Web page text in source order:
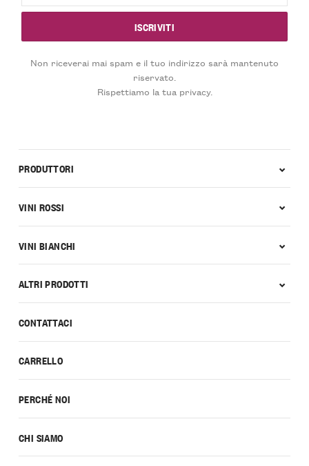
Non riceverai mai spam e il tuo indirizzo sarà mantenuto
riservato.
Rispettiamo la tua privacy.
CONTATTACI
CARRELLO
PERCHÉ NOI
CHI SIAMO
PRODUTTORI
VINI ROSSI
VINI BIANCHI
ALTRI PRODOTTI